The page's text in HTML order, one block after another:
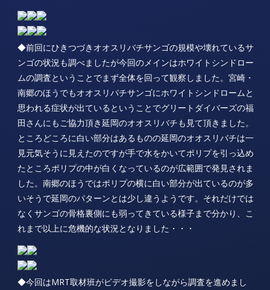
◆前回にひきつづきオオスリバチサンゴの規模や壊れているサ
ンゴの状況も調べましたが今回のメインはホワイトシンドロー
ムの調査ということでまず全体を回って観察しました。宮崎・
南郷のほうでもオオスリバチサンゴにホワイトシンドロームと
思われる症状が出ているということでグリートダイバーズの福
田さんにもご協力頂き延岡のオオスリバチも見て頂きました。
ところどころに白い部分はあるものの延岡のオオスリバチは一
見元気そうに見えたのですが手で水をかいてポリプを引っ込め
たところポリプの中が白くなっているのが広範囲で発見されま
した。南郷のほうではポリプの横に白い部分が出ているのが多
いそうで延岡のパターンとは少し違うようです。それだけでは
なくサンゴの骨格裏側にも弱ってきている様子まで分かり、こ
れまで以上に危機的な状況となりました・・・
◆今回はMRT取材班がビデオ撮影をしながら調査を進めまし